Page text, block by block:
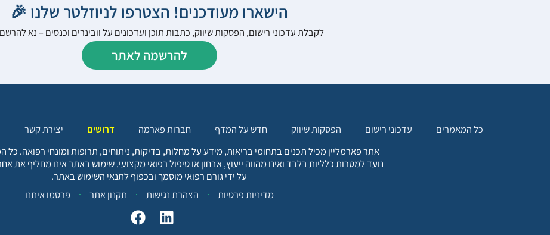
הישארו מעודכנים! הצטרפו לניוזלטר שלנו 🎉
לקבלת עדכוני רישום, הפסקות שיווק, כתבות תוכן ועדכונים על וובינרים וכנסים – נא
להרשמה לאתר
כל המאמרים עדכוני רישום הפסקות שיווק חדש על המדף חברות פארמה דרושים
יצירת קשר
אתר פארמליין מכיל תכנים בתחומי בריאות, מידע על מחלות, בדיקות, ניתוחים, תרופות ומונחי רפואה. כל
נועד למטרות כלליות בלבד ואינו מהווה ייעוץ, אבחון או טיפול רפואי מקצועי. שימוש באתר אינו מחליף את
על ידי גורם רפואי מוסמך ובכפוף לתנאי השימוש באתר.
מדיניות פרטיות
הצהרת נגישות תקנון אתר פרסמו איתנו